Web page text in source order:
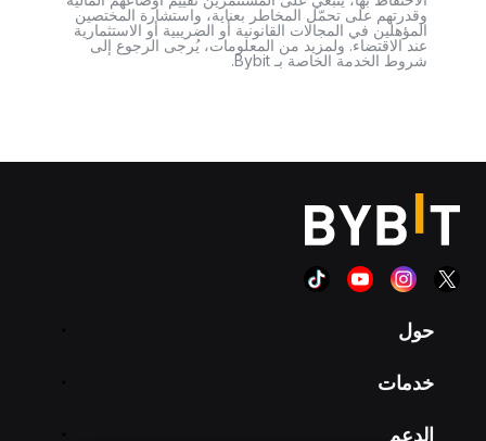
وقدرتهم على تحمّل المخاطر بعناية، واستشارة المختصين
المؤهلين في المجالات القانونية أو الضريبية أو الاستثمارية
عند الاقتضاء. ولمزيد من المعلومات، يُرجى الرجوع إلى
شروط الخدمة الخاصة بـ Bybit.
حول
خدمات
الدعم